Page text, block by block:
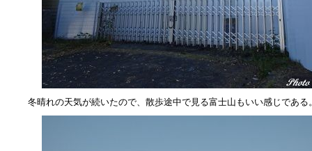
冬晴れの天気が続いたので、散歩途中で見る富士山もいい感じである